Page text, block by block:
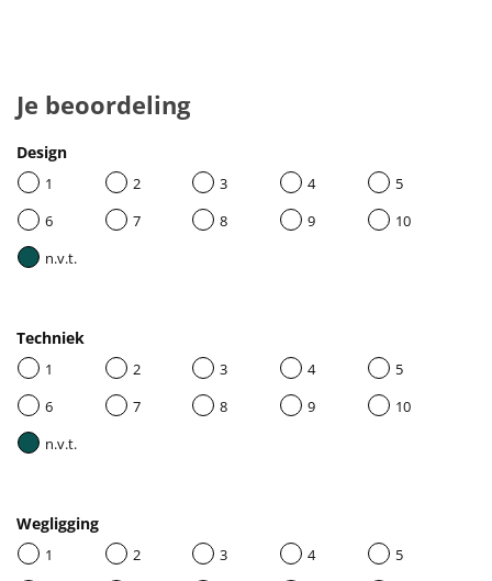
Je beoordeling
Design
1 2 3 4
5
6
7 8 9
10
n.v.t.
Techniek
1 2 3 4
5
6
7 8 9
10
n.v.t.
Wegligging
1 2 3 4
5